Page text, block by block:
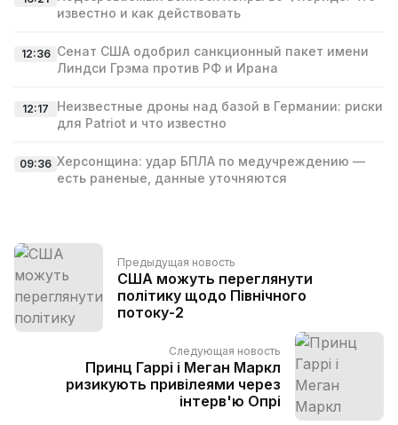
известно и как действовать
12:36 Сенат США одобрил санкционный пакет имени
Линдси Грэма против РФ и Ирана
12:17
Неизвестные дроны над базой в Германии: риски
для Patriot и что известно
09:36 Херсонщина: удар БПЛА по медучреждению —
есть раненые, данные уточняются
Предыдущая новость
США можуть переглянути
політику щодо Північного
потоку-2
Следующая новость
Принц Гаррі і Меган Маркл
ризикують привілеями через
інтерв'ю Опрі